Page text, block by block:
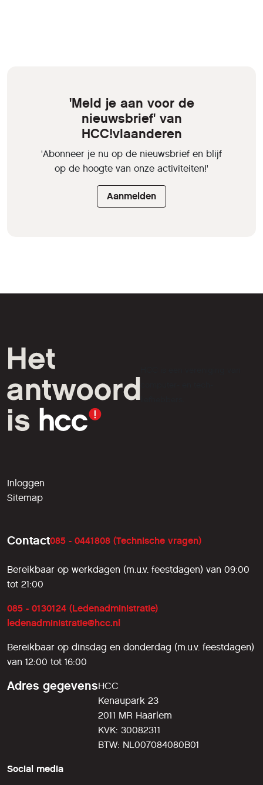
'Meld je aan voor de
nieuwsbrief' van
HCC!vlaanderen
'Abonneer je nu op de nieuwsbrief en blijf
op de hoogte van onze activiteiten!'
Aanmelden
liefhebbers.
Inloggen
Sitemap
Contact085 - 0441808 (Technische vragen)
Bereikbaar op werkdagen (m.u.v. feestdagen) van 09:00
tot 21:00
085 - 0130124 (Ledenadministratie)
ledenadministratie@hcc.nl
Bereikbaar op dinsdag en donderdag (m.u.v. feestdagen)
van 12:00 tot 16:00
Adres gegevensHCC
Kenaupark 23
2011 MR Haarlem
KVK: 30082311
BTW: NL007084080B01
Social media